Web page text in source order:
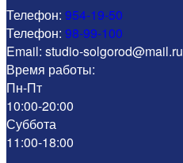
Телефон: 954-19-50
Телефон: 98-99-100
Email: studio-solgorod@mail.ru
Время работы:
Пн-Пт
10:00-20:00
Суббота
11:00-18:00